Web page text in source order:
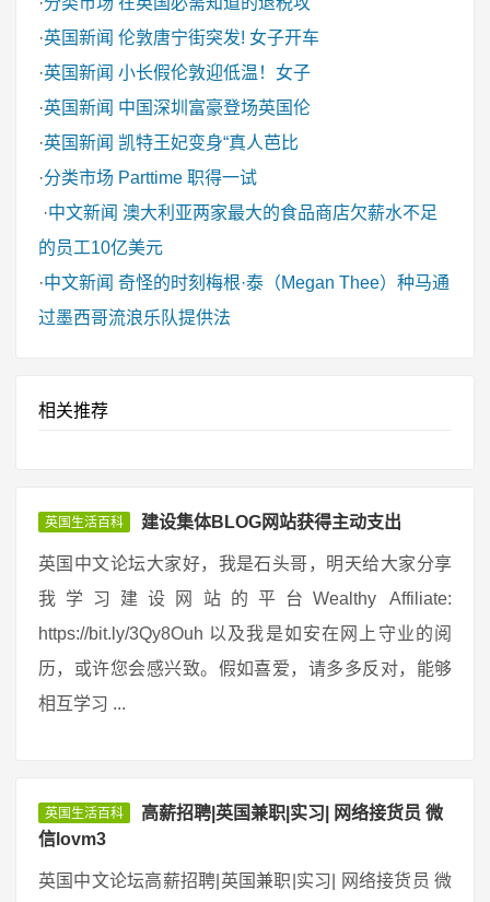
·英国新闻 伦敦唐宁街突发! 女子开车
·英国新闻 小长假伦敦迎低温！女子
·英国新闻 中国深圳富豪登场英国伦
·英国新闻 凯特王妃变身“真人芭比
·分类市场 Parttime 职得一试
·中文新闻 澳大利亚两家最大的食品商店欠薪水不足
的员工10亿美元
·中文新闻 奇怪的时刻梅根·泰（Megan Thee）种马通
过墨西哥流浪乐队提供法
相关推荐
英国生活百科 建设集体BLOG网站获得主动支出
英国中文论坛大家好，我是石头哥，明天给大家分享
我学习建设网站的平台Wealthy Affiliate:
https://bit.ly/3Qy8Ouh 以及我是如安在网上守业的阅
历，或许您会感兴致。假如喜爱，请多多反对，能够
相互学习 ...
英国生活百科
高薪招聘|英国兼职|实习| 网络接货员 微
信lovm3
英国中文论坛高薪招聘|英国兼职|实习| 网络接货员 微